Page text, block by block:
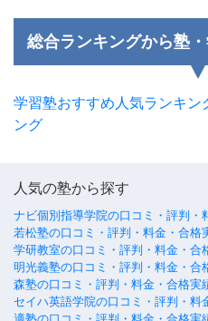
総合ランキングから塾
学習塾おすすめ人気ランキン
ング
人気の塾から探す
ナビ個別指導学院の口コミ・評判・
若松塾の口コミ・評判・料金・合格
学研教室の口コミ・評判・料金・合
明光義塾の口コミ・評判・料金・合
森塾の口コミ・評判・料金・合格実
セイハ英語学院の口コミ・評判・料